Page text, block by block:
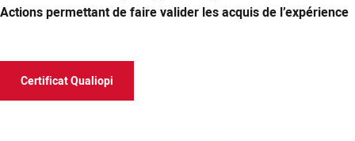
Actions permettant de faire valider les acquis de l’expérience
Certificat Qualiopi